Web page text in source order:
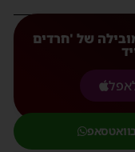
של 'חרדים